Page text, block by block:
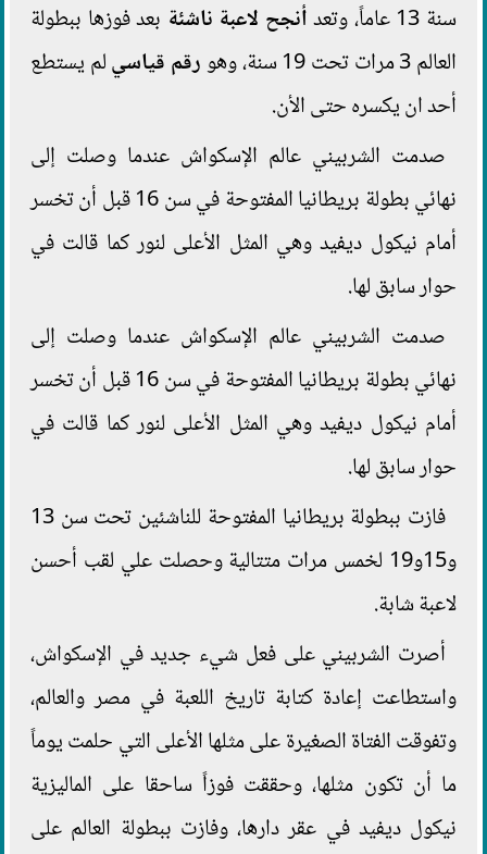
سنة 13 عاماً، وتعد أنجح لاعبة ناشئة بعد فوزها ببطولة
العالم 3 مرات تحت 19 سنة، وهو
رقم قياسيلم يستطع
أحد ان يكسره حتى الأن.
صدمت الشربيني عالم الإسكواش عندما وصلت إلى
نهائي بطولة بريطانيا المفتوحة في سن 16 قبل أن تخسر
أمام نيكول ديفيد وهي المثل الأعلى لنور كما قالت في
حوار سابق لها.
صدمت الشربيني عالم الإسكواش عندما وصلت إلى
نهائي بطولة بريطانيا المفتوحة في سن 16 قبل أن تخسر
أمام نيكول ديفيد وهي المثل الأعلى لنور كما قالت في
حوار سابق لها.
فازت ببطولة بريطانيا المفتوحة للناشئين تحت سن 13
و15و19 لخمس مرات متتالية وحصلت علي لقب أحسن
لاعبة شابة.
أصرت الشربيني على فعل شيء جديد في الإسكواش،
واستطاعت إعادة كتابة تاريخ اللعبة في مصر والعالم،
وتفوقت الفتاة الصغيرة على مثلها الأعلى التي حلمت يوماً
ما أن تكون مثلها، وحققت فوزاً ساحقا على الماليزية
نيكول ديفيد في عقر دارها، وفازت ببطولة العالم على